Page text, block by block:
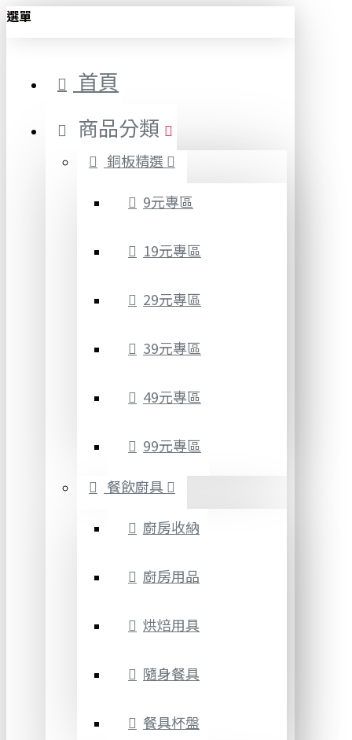
選單
首頁
商品分類
銅板精選
9元專區
19元專區
29元專區
39元專區
49元專區
99元專區
餐飲廚具
廚房收納
廚房用品
烘焙用具
隨身餐具
餐具杯盤